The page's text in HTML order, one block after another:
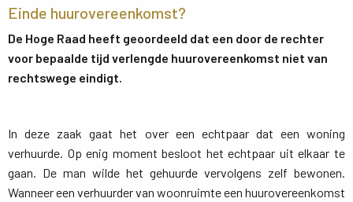
Einde huurovereenkomst?
De Hoge Raad heeft geoordeeld dat een door de rechter
voor bepaalde tijd verlengde huurovereenkomst niet van
rechtswege eindigt.
In deze zaak gaat het over een echtpaar dat een woning
verhuurde. Op enig moment besloot het echtpaar uit elkaar te
gaan. De man wilde het gehuurde vervolgens zelf bewonen.
Wanneer een verhuurder van woonruimte een huurovereenkomst